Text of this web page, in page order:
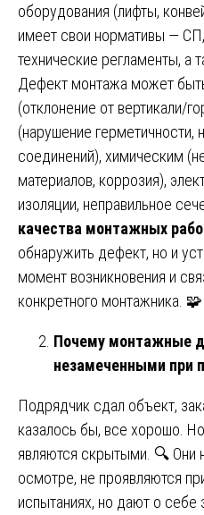
оборудования (лифты,
имеет свои нормативы —
технические регламенты, а
Дефект монтажа может
(отклонение от вертикали/
(нарушение герметичности,
соединений), химическим
материалов, коррозия),
изоляции, неправильное
качества монтажных
обнаружить дефект, но и
момент возникновения и
конкретного монтажника. 🧩
Почему монтажные
незамеченными при
Подрядчик сдал объект,
казалось бы, все хорошо.
являются скрытыми. 🔍 Они
осмотре, не проявляются
испытаниях, но дают о себе